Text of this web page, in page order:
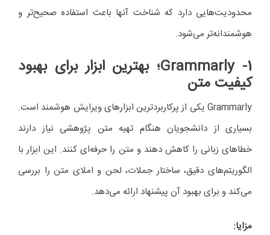
محدودیت‌هایی دارد که شناخت آنها باعث استفاده صحیح‌تر و
هوشمندانه‌تر می‌شود.
1- Grammarly ؛ بهترین ابزار برای بهبود
کیفیت متن
Grammarly یکی از پرکاربردترین ابزارهای ویرایش هوشمند است.
بسیاری از دانشجویان هنگام تهیه متن پژوهشی نیاز دارند
خطاهای زبانی را کاهش دهند و متن را حرفه‌ای کنند. این ابزار با
الگوریتم‌های دقیق، ساختار جملات، لحن و املای متن را بررسی
می‌کند و برای بهبود آن پیشنهاد ارائه می‌دهد.
مزایا: